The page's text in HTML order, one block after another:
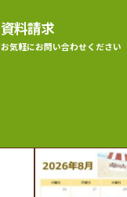
資料請求
お気軽にお問い合わせください